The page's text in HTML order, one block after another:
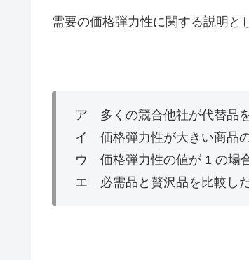
需要の価格弾力性に関する説明と
ア 多くの競合他社が代替品
イ 価格弾力性が大きい商品
ウ 価格弾力性の値が 1 の場
エ 必需品と贅沢品を比較し